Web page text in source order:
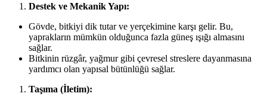
Destek ve Mekanik Yapı:
Gövde, bitkiyi dik tutar ve yerçekimine karşı gelir. Bu,
yaprakların mümkün olduğunca fazla güneş ışığı almasını
sağlar.
Bitkinin rüzgâr, yağmur gibi çevresel streslere dayanmasına
yardımcı olan yapısal bütünlüğü sağlar.
Taşıma (İletim):